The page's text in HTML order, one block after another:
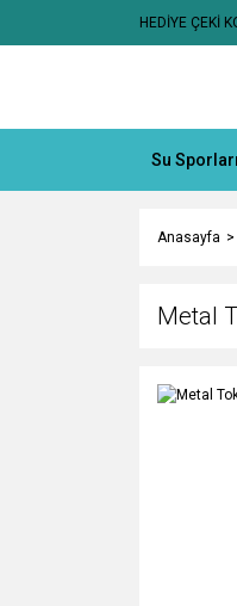
HEDİYE ÇEKİ
Su Sporları
Anasayfa
Metal